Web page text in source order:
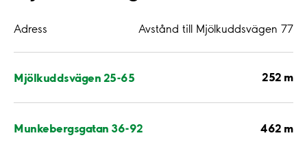
Adress Avstånd till Mjölkuddsvägen 77
Mjölkuddsvägen 25-65 252 m
Munkebergsgatan 36-92 462 m